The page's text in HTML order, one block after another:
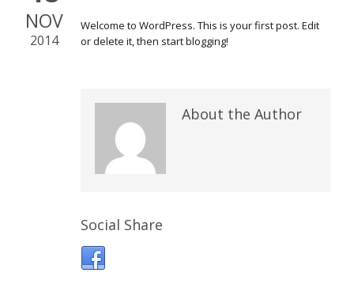
NOV
2014
Welcome to WordPress. This is your first post. Edit
or delete it, then start blogging!
About the Author
Social Share